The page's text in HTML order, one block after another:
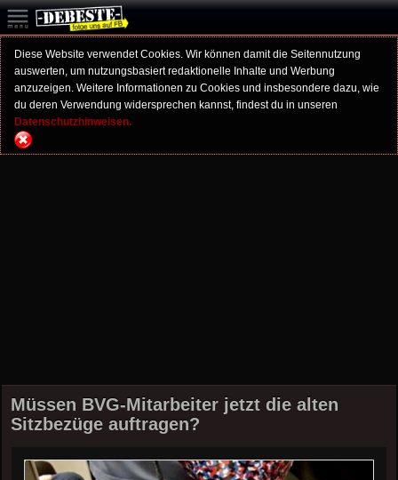
Diese Website verwendet Cookies. Wir können damit die Seitennutzung
auswerten, um nutzungsbasiert redaktionelle Inhalte und Werbung
anzuzeigen. Weitere Informationen zu Cookies und insbesondere dazu, wie
du deren Verwendung widersprechen kannst, findest du in unseren
Datenschutzhinweisen.
Müssen BVG-Mitarbeiter jetzt die alten
Sitzbezüge auftragen?